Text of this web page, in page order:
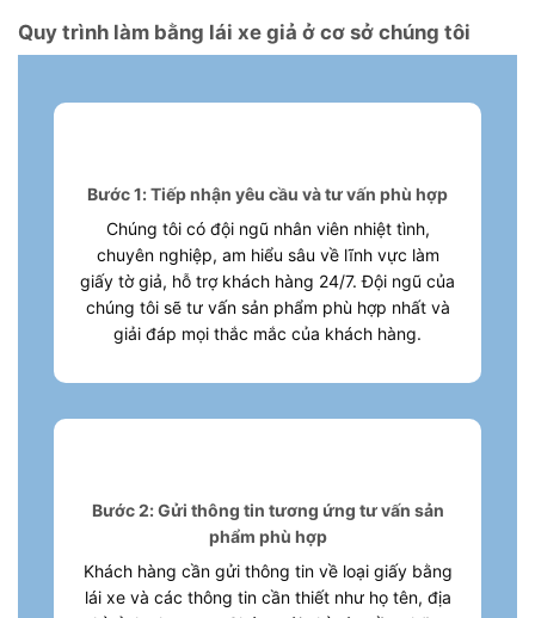
Quy trình làm bằng lái xe giả ở cơ sở chúng tôi
Bước 1: Tiếp nhận yêu cầu và tư vấn phù hợp
Chúng tôi có đội ngũ nhân viên nhiệt tình,
chuyên nghiệp, am hiểu sâu về lĩnh vực làm
giấy tờ giả, hỗ trợ khách hàng 24/7. Đội ngũ của
chúng tôi sẽ tư vấn sản phẩm phù hợp nhất và
giải đáp mọi thắc mắc của khách hàng.
Bước 2: Gửi thông tin tương ứng tư vấn sản
phẩm phù hợp
Khách hàng cần gửi thông tin về loại giấy bằng
lái xe và các thông tin cần thiết như họ tên, địa